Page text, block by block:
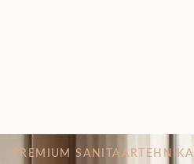
PREMIUM SANITAARTEHNIKA